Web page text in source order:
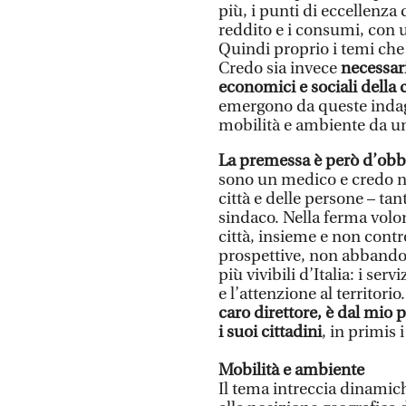
più, i punti di eccellenza
reddito e i consumi, con
Quindi proprio i temi
Credo sia invece
economici e sociali
emergono da queste
mobilità e ambiente da
La premessa è però
sono un medico e credo
città e delle persone –
sindaco. Nella ferma
città, insieme e non
prospettive, non
più vivibili d’Italia: i
e l’attenzione al
caro direttore, è dal mio
i suoi cittadini, in primis
Mobilità e ambiente
Il tema intreccia